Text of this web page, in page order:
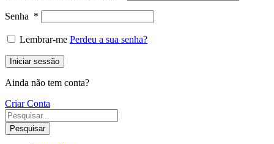
Senha *
Lembrar-me Perdeu a sua senha?
Iniciar sessão
Ainda não tem conta?
Criar Conta
Pesquisar